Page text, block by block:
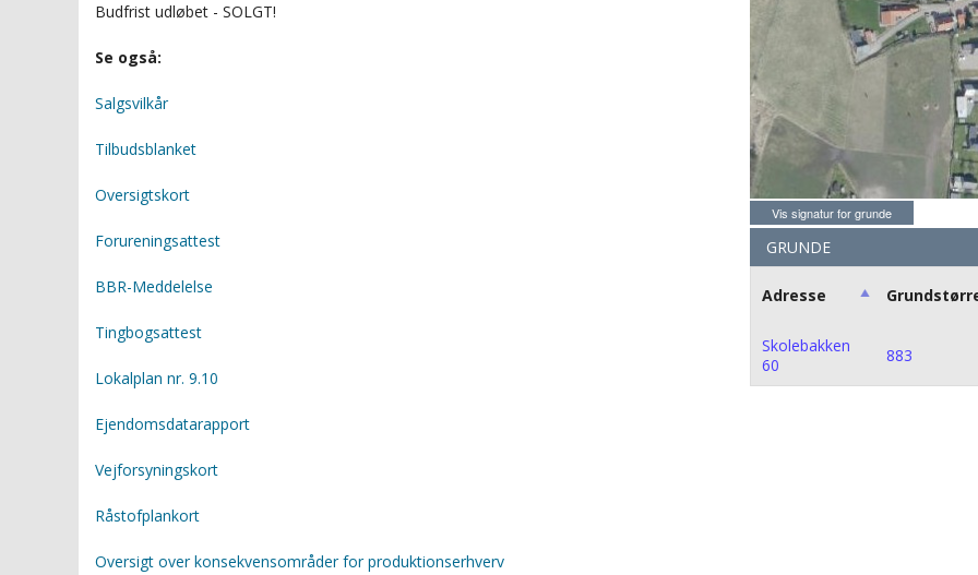
KP2013 DAGTILBUD
Vis signatur for grunde
GRUNDE
Adresse
Skolebakken
60
883
Budfrist udløbet - SOLGT!
Se også:
Salgsvilkår
Tilbudsblanket
Oversigtskort
Forureningsattest
BBR-Meddelelse
Tingbogsattest
Lokalplan nr. 9.10
Ejendomsdatarapport
Vejforsyningskort
Råstofplankort
Oversigt over konsekvensområder for produktionserhverv